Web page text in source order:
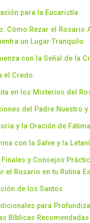
para la Eucaristía
Cómo Rezar el Rosario
un Lugar Tranquilo
con la Señal de la
el Credo
en los Misterios del
del Padre Nuestro
y la Oración de Fátima
con la Salve y la
Finales y Consejos
el Rosario en tu Rutina
de los Santos
para
Bíblicas Recomendadas